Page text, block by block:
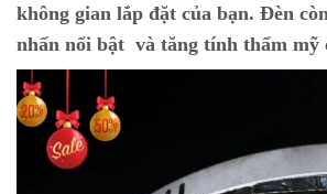
không gian lắp đặt của bạn. Đèn
nhấn nổi bật và tăng tính thẩm mỹ